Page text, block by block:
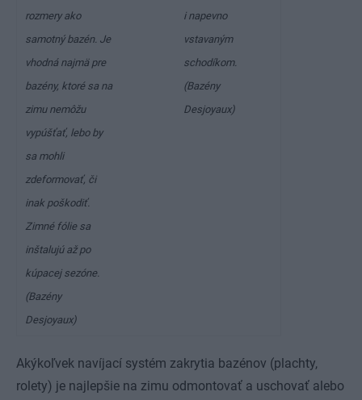
rozmery ako
samotný bazén. Je
vhodná najmä pre
bazény, ktoré sa na
zimu nemôžu
vypúšťať, lebo by
sa mohli
zdeformovať, či
inak poškodiť.
Zimné fólie sa
inštalujú až po
kúpacej sezóne.
(Bazény
Desjoyaux)
i napevno
vstavaným
schodíkom.
(Bazény
Desjoyaux)
Akýkoľvek navíjací systém zakrytia bazénov (plachty,
rolety) je najlepšie na zimu odmontovať a uschovať alebo